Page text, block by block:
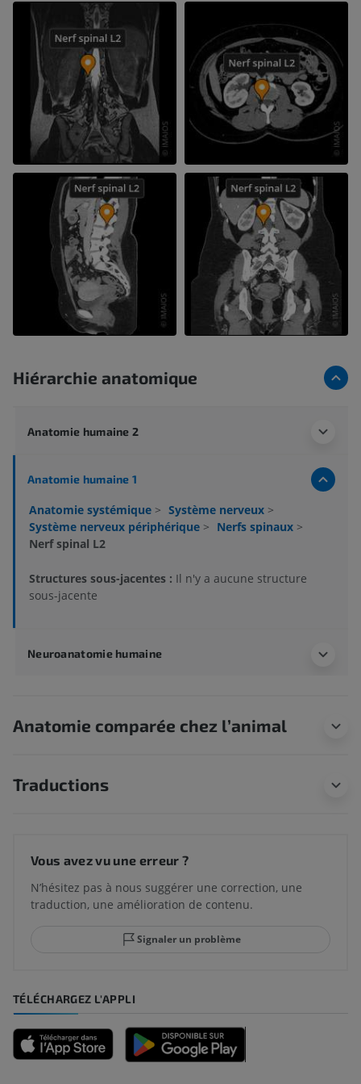
Hiérarchie anatomique
Anatomie humaine 2
Anatomie humaine 1
Anatomie systémique > Système nerveux >
Système nerveux périphérique > Nerfs spinaux >
Nerf spinal L2
Structures sous-jacentes : Il n'y a aucune structure
sous-jacente
Neuroanatomie humaine
Anatomie comparée chez l’animal
Traductions
Vous avez vu une erreur ?
N’hésitez pas à nous suggérer une correction, une
traduction, une amélioration de contenu.
Signaler un problème
TÉLÉCHARGEZ L'APPLI